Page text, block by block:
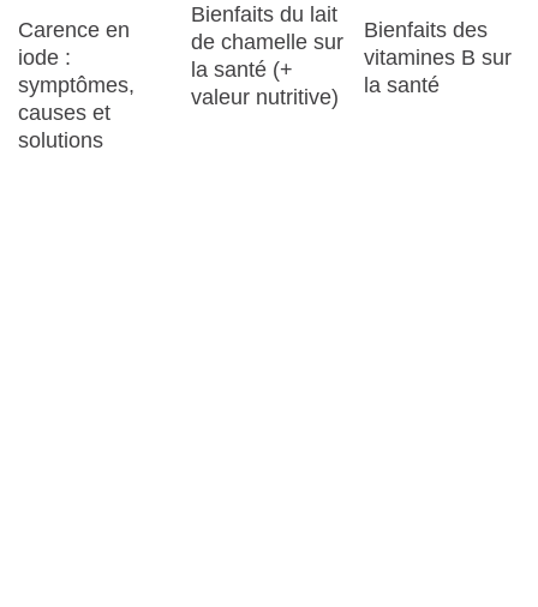
Carence en
iode :
symptômes,
causes et
solutions
Bienfaits du lait
de chamelle sur
la santé (+
valeur nutritive)
Bienfaits des
vitamines B sur
la santé